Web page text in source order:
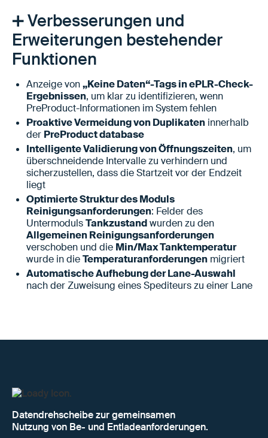
➕ Verbesserungen und
Erweiterungen bestehender
Funktionen
Anzeige von„Keine Daten“-Tags in ePLR-Check-
Ergebnissen, um klar zu identifizieren, wenn
PreProduct-Informationen im System fehlen
Proaktive Vermeidung von Duplikaten innerhalb
der PreProduct database
Intelligente Validierung von Öffnungszeiten, um
überschneidende Intervalle zu verhindern und
sicherzustellen, dass die Startzeit vor der Endzeit
liegt
Optimierte Struktur des Moduls
Reinigungsanforderungen: Felder des
UntermodulsTankzustandwurden zu den
Allgemeinen Reinigungsanforderungen
verschoben und die Min/Max Tanktemperatur
wurde in dieTemperaturanforderungen migriert
Automatische Aufhebung der Lane-Auswahl
nach der Zuweisung eines Spediteurs zu einer Lane
Datendrehscheibe zur gemeinsamen
Nutzung von Be- und Entladeanforderungen.